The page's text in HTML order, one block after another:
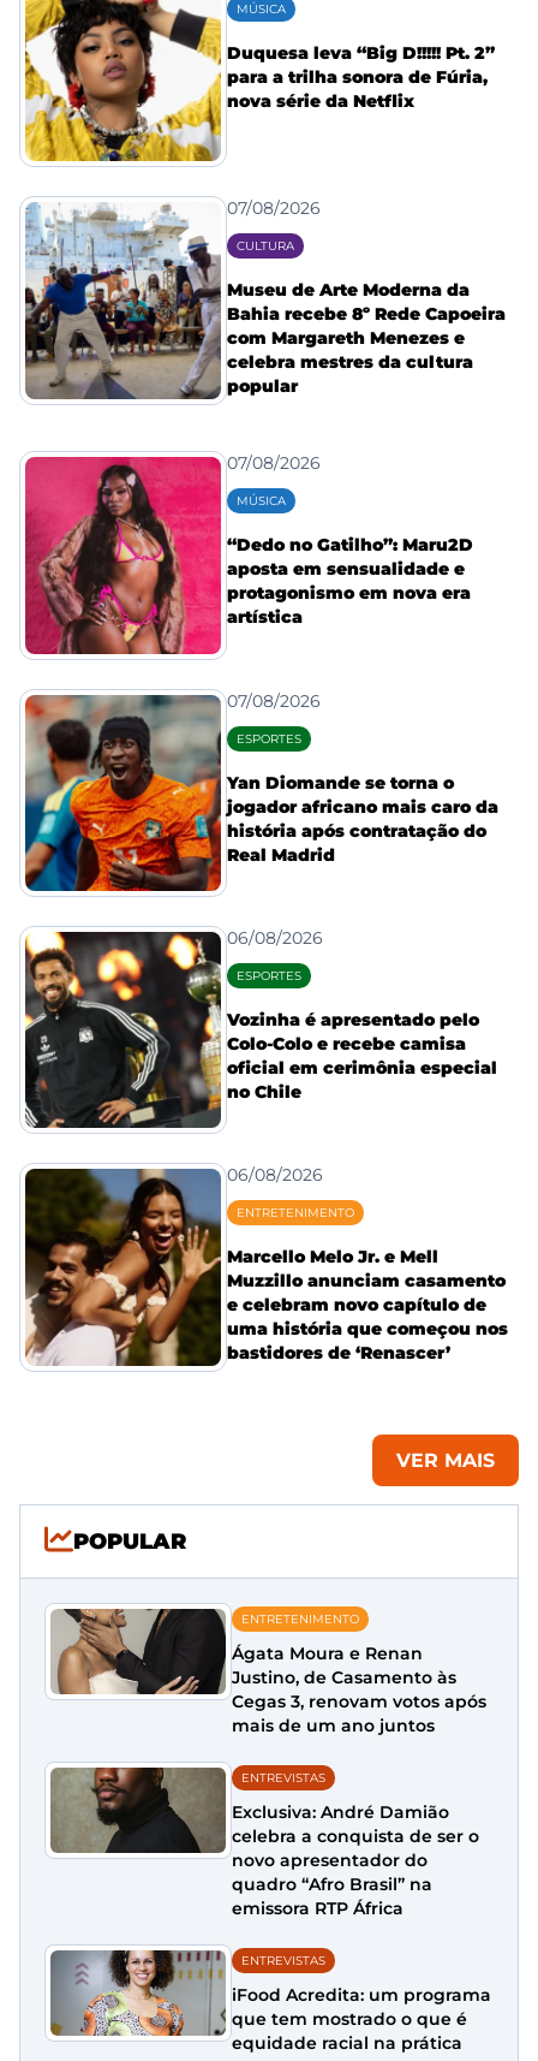
MÚSICA
Duquesa leva “Big D!!!!! Pt. 2”
para a trilha sonora de Fúria,
nova série da Netflix
07/08/2026
CULTURA
Museu de Arte Moderna da
Bahia recebe 8º Rede Capoeira
com Margareth Menezes e
celebra mestres da cultura
popular
07/08/2026
MÚSICA
“Dedo no Gatilho”: Maru2D
aposta em sensualidade e
protagonismo em nova era
artística
07/08/2026
ESPORTES
Yan Diomande se torna o
jogador africano mais caro da
história após contratação do
Real Madrid
06/08/2026
ESPORTES
Vozinha é apresentado pelo
Colo-Colo e recebe camisa
oficial em cerimônia especial
no Chile
06/08/2026
ENTRETENIMENTO
Marcello Melo Jr. e Mell
Muzzillo anunciam casamento
e celebram novo capítulo de
uma história que começou nos
bastidores de ‘Renascer’
VER MAIS
POPULAR
ENTRETENIMENTO
Ágata Moura e Renan
Justino, de Casamento às
Cegas 3, renovam votos após
mais de um ano juntos
ENTREVISTAS
Exclusiva: André Damião
celebra a conquista de ser o
novo apresentador do
quadro “Afro Brasil” na
emissora RTP África
ENTREVISTAS
iFood Acredita: um programa
que tem mostrado o que é
equidade racial na prática